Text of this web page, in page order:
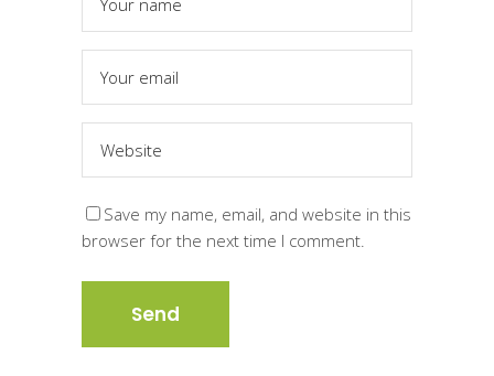
Save my name, email, and website in this
browser for the next time I comment.